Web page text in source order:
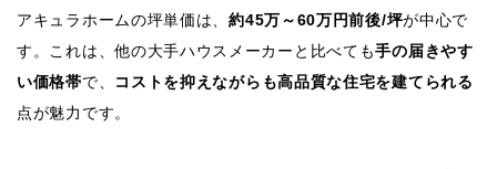
アキュラホームの坪単価は、約45万～60万円前後/坪が中心で
す。これは、他の大手ハウスメーカーと比べても手の届きやす
い価格帯で、
コストを抑えながらも高品質な住宅を建てられる
点が魅力です。